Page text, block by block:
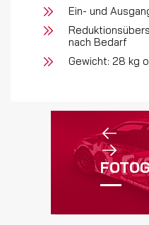
Ein- und
nach Bedarf
Gewicht: 28 kg